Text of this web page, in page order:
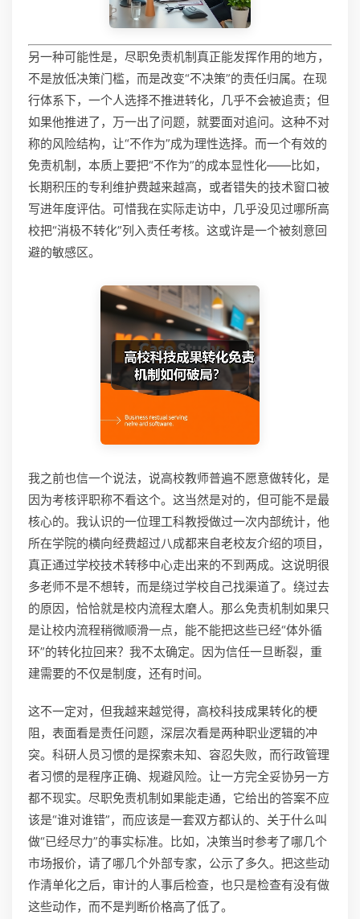
另一种可能性是，尽职免责机制真正能发挥作用的地方，
不是放低决策门槛，而是改变“不决策”的责任归属。在现
行体系下，一个人选择不推进转化，几乎不会被追责；但
如果他推进了，万一出了问题，就要面对追问。这种不对
称的风险结构，让“不作为”成为理性选择。而一个有效的
免责机制，本质上要把“不作为”的成本显性化——比如，
长期积压的专利维护费越来越高，或者错失的技术窗口被
写进年度评估。可惜我在实际走访中，几乎没见过哪所高
校把“消极不转化”列入责任考核。这或许是一个被刻意回
避的敏感区。
我之前也信一个说法，说高校教师普遍不愿意做转化，是
因为考核评职称不看这个。这当然是对的，但可能不是最
核心的。我认识的一位理工科教授做过一次内部统计，他
所在学院的横向经费超过八成都来自老校友介绍的项目，
真正通过学校技术转移中心走出来的不到两成。这说明很
多老师不是不想转，而是绕过学校自己找渠道了。绕过去
的原因，恰恰就是校内流程太磨人。那么免责机制如果只
是让校内流程稍微顺滑一点，能不能把这些已经“体外循
环”的转化拉回来？我不太确定。因为信任一旦断裂，重
建需要的不仅是制度，还有时间。
这不一定对，但我越来越觉得，高校科技成果转化的梗
阻，表面看是责任问题，深层次看是两种职业逻辑的冲
突。科研人员习惯的是探索未知、容忍失败，而行政管理
者习惯的是程序正确、规避风险。让一方完全妥协另一方
都不现实。尽职免责机制如果能走通，它给出的答案不应
该是“谁对谁错”，而应该是一套双方都认的、关于什么叫
做“已经尽力”的事实标准。比如，决策当时参考了哪几个
市场报价，请了哪几个外部专家，公示了多久。把这些动
作清单化之后，审计的人事后检查，也只是检查有没有做
这些动作，而不是判断价格高了低了。